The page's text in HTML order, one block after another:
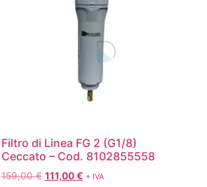
Filtro di Linea FG 2 (G1/8)
Ceccato – Cod. 8102855558
159,00€ 111,00€ + IVA